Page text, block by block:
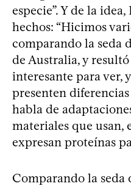
especie”. Y de la
hechos: “Hicimos
comparando la seda
de Australia, y resultó
interesante para ver,
presenten
habla de
materiales que usan,
expresan proteínas
Comparando la seda